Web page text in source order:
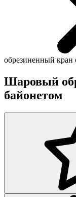
обрезиненный
Шаровый
байонетом